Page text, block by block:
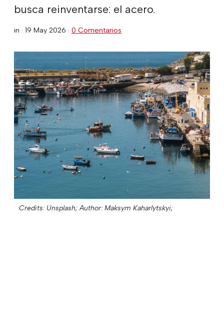
busca reinventarse: el acero.
in · 19 May 2026 · 0 Comentarios
Credits: Unsplash; Author: Maksym Kaharlytskyi;